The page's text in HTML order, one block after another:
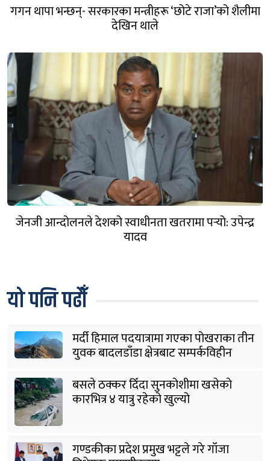
गगन थापा भन्छन्- सरकारका मन्त्रीहरू ‘छोटे राजा’को शैलीमा
देखिन थाले
जेनजी आन्दोलनले देशको स्वाधीनता खतरामा पर्‍यो: उपेन्द्र
यादव
यो पनि पढौँ
मर्दी हिमाल पदयात्रामा गएका पोखराका तीन
युवक बादलडाँडा क्षेत्रबाट सम्पर्कविहीन
बसले ठक्कर दिँदा सुनकोशीमा खसेकाे
कारभित्र ४ यात्रु रहेको खुल्यो
गण्डकीका प्रदेश प्रमुख भट्टले गरे गाँजा